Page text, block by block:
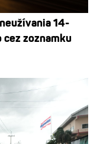
14-
cez zoznamku